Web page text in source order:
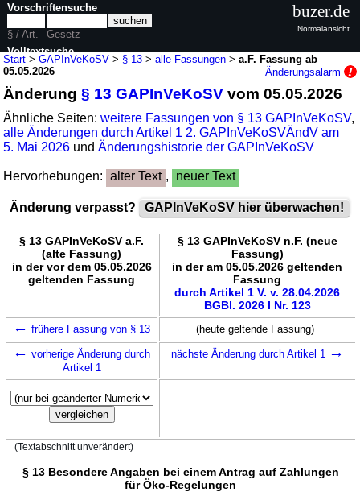
Start >GAPInVeKoSV > § 13 >alle Fassungen >a.F. Fassung ab
05.05.2026
Änderungsalarm
Änderung§ 13 GAPInVeKoSV vom 05.05.2026
Ähnliche Seiten:weitere Fassungen von § 13 GAPInVeKoSV,
alle Änderungen durch Artikel 1 2. GAPInVeKoSVÄndV am
5. Mai 2026 undÄnderungshistorie der GAPInVeKoSV
Hervorhebungen: alter Text , neuer Text
Änderung verpasst? GAPInVeKoSV hier überwachen!
§ 13 GAPInVeKoSV a.F.
(alte Fassung)
in der vor dem 05.05.2026
geltenden Fassung
§ 13 GAPInVeKoSV n.F. (neue
Fassung)
in der am 05.05.2026 geltenden
Fassung
durch Artikel 1 V. v. 28.04.2026
BGBl. 2026 I Nr. 123
← frühere Fassung von § 13 (heute geltende Fassung)
← vorherige Änderung durch
Artikel 1
nächste Änderung durch Artikel 1 →
(Textabschnitt unverändert)
§ 13 Besondere Angaben bei einem Antrag auf Zahlungen
für Öko-Regelungen
Vorschriftensuche
§ / Art.
Gesetz
Volltextsuche
buzer.de
Normalansicht